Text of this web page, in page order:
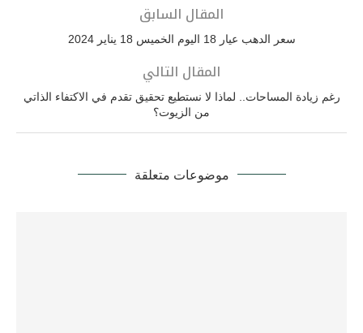
المقال السابق
سعر الدهب عيار 18 اليوم الخميس 18 يناير 2024
المقال التالي
رغم زيادة المساحات.. لماذا لا نستطيع تحقيق تقدم في الاكتفاء الذاتي
من الزيوت؟
موضوعات متعلقة